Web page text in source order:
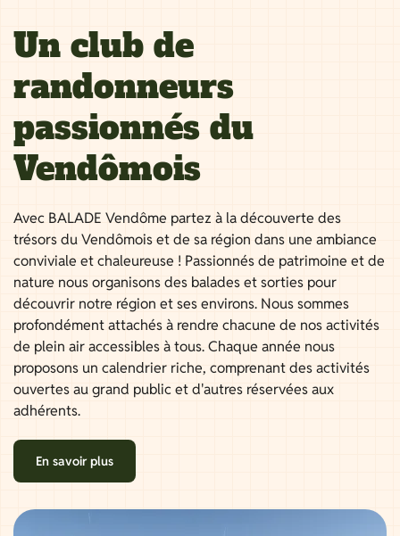
Un club de
randonneurs
passionnés du
Vendômois
Avec BALADE Vendôme partez à la découverte des
trésors du Vendômois et de sa région dans une ambiance
conviviale et chaleureuse ! Passionnés de patrimoine et de
nature nous organisons des balades et sorties pour
découvrir notre région et ses environs. Nous sommes
profondément attachés à rendre chacune de nos activités
de plein air accessibles à tous. Chaque année nous
proposons un calendrier riche, comprenant des activités
ouvertes au grand public et d'autres réservées aux
adhérents.
En savoir plus